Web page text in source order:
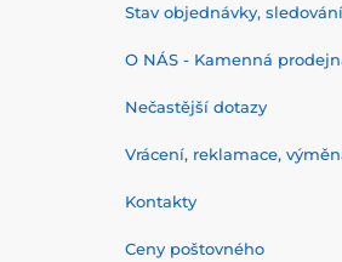
Stav objednávky,
O NÁS - Kamenná
Nečastější dotazy
Vrácení, reklamace,
Kontakty
Ceny poštovného